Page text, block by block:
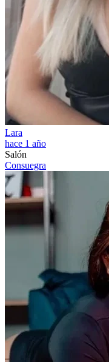
Lara
hace 1 año
Salón
Consuegra